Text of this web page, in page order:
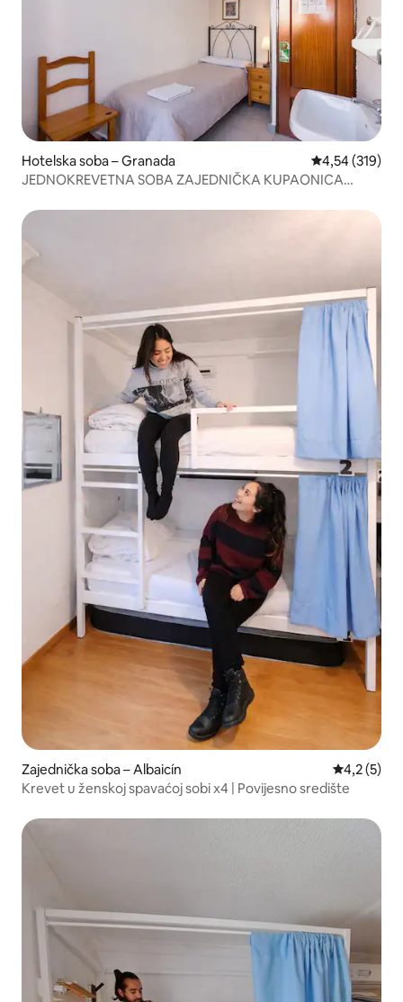
Hotelska soba – Granada Prosječna
4,54 (319)
JEDNOKREVETNA SOBA ZAJEDNIČKA KUPAONICA
Zajednička soba – Albaicín Prosječna
4,2 (5)
Krevet u ženskoj spavaćoj sobi x4 | Povijesno središte